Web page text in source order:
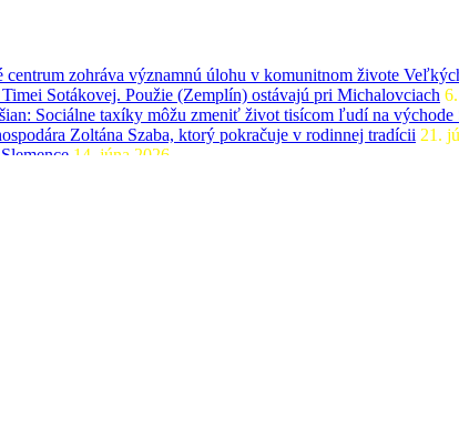
zohráva významnú úlohu v komunitnom živote
Sotákovej. Použie (Zemplín) ostávajú pri Michalovciach
Sociálne taxíky môžu zmeniť život tisícom ľudí na
Zoltána Szaba, ktorý pokračuje v rodinnej tradícii 21.
14. júna 2026